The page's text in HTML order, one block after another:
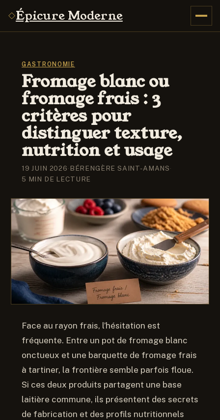
Épicure Moderne
GASTRONOMIE
Fromage blanc ou
fromage frais : 3
critères pour
distinguer texture,
nutrition et usage
19 JUIN 2026·BÉRENGÈRE SAINT-AMANS·
5 MIN DE LECTURE
Face au rayon frais, l’hésitation est
fréquente. Entre un pot de fromage blanc
onctueux et une barquette de fromage frais
à tartiner, la frontière semble parfois floue.
Si ces deux produits partagent une base
laitière commune, ils présentent des secrets
de fabrication et des profils nutritionnels